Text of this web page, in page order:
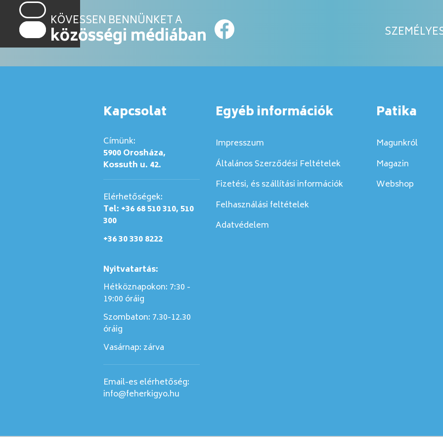
KÖVESSEN BENNÜNKET A
közösségi médiában
Kapcsolat
Címünk:
5900 Orosháza,
Kossuth u. 42.
Elérhetőségek:
Tel: +36 68 510 310, 510
300
+36 30 330 8222
Nyitvatartás:
Hétköznapokon: 7:30 -
19:00 óráig
Szombaton: 7.30-12.30
óráig
Vasárnap: zárva
Email-es elérhetőség:
info@feherkigyo.hu
Egyéb információk
Impresszum
Általános Szerződési Feltételek
Fizetési, és szállítási információk
Felhasználási feltételek
Adatvédelem
Patika
Magunkról
Magazin
Webshop